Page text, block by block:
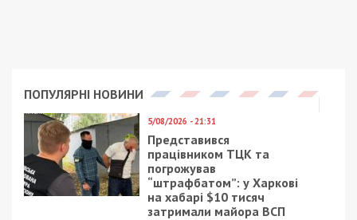
ПОПУЛЯРНІ НОВИНИ
5/08/2026 - 21:31
Представився
працівником ТЦК та
погрожував
“штрафбатом”: у Харкові
на хабарі $10 тисяч
затримали майора ВСП